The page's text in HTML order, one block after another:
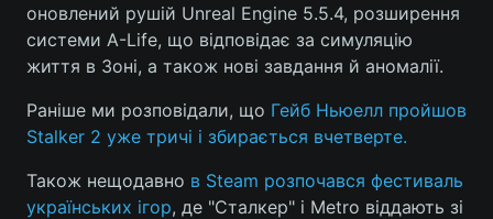
Цікавинки Погода
Екологія Регіони
Лонгріди
Відео з Youtube Статті
оновлений рушій Unreal Engine 5.5.4, розширення
системи A-Life, що відповідає за симуляцію
життя в Зоні, а також нові завдання й аномалії.
Раніше ми розповідали, що Гейб Ньюелл пройшов
Stalker 2 уже тричі і збирається вчетверте.
Також нещодавно в Steam розпочався фестиваль
українських ігор, де "Сталкер" і Metro віддають зі